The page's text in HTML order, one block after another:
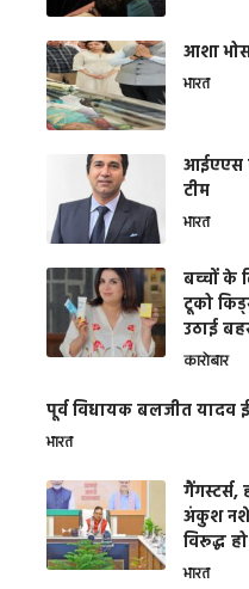
आशा
भारत
आईएएस
टीम
भारत
बच्चों के
टूको
उठाई
कारोबार
पूर्व विधायक बलजीत यादव
भारत
गैंगस्टर्स,
अंकुश नशे
विरूद्ध
भारत